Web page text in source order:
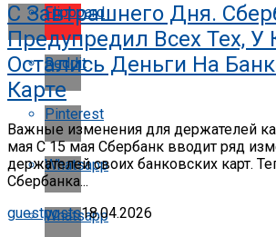
Flipboard
Reddit
Pinterest
Whatsapp
Whatsapp
С Завтрашнего Дня.
Предупредил Всех Тех, У
Остались Деньги На
Карте
Важные изменения для держателей
мая С 15 мая Сбербанк вводит ряд
держателей своих банковских карт.
Сбербанка...
guestposts18.04.2026